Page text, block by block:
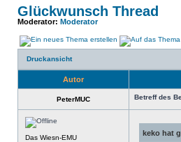
Glückwunsch Thread
Moderator: Moderator
Druckansicht
Autor
PeterMUC Betreff des
Das Wiesn-EMU
keko hat